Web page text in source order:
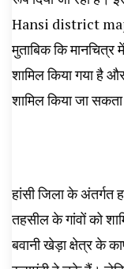
Hansi district map
मुताबिक कि मानचित्र
शामिल किया गया है
शामिल किया जा
हांसी जिला के अंतर्गत
तहसील के गांवों को
बवानी खेड़ा क्षेत्र के